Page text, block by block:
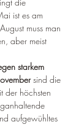
die
ist es am
muss man
aber meist
starkem
sind die
der höchsten
aufgewühltes